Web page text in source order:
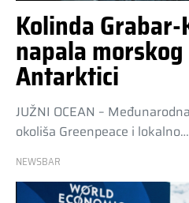
Kolinda
napala
Antarktici
JUŽNI OCEAN –
okoliša Greenpeace i lokalno…
NEWSBAR